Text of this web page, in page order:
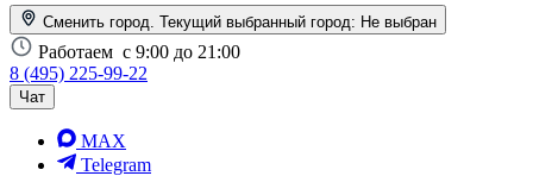
Сменить город. Текущий выбранный город: Не выбран
Работаем с 9:00 до 21:00
8 (495) 225-99-22
Чат
MAX
Telegram